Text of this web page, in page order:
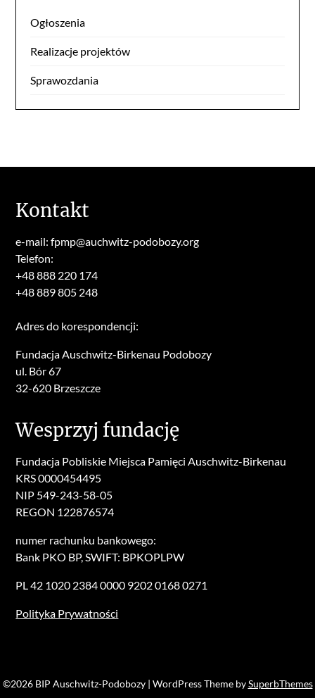
Ogłoszenia
Realizacje projektów
Sprawozdania
Kontakt
e-mail: fpmp@auchwitz-podobozy.org
Telefon:
+48 888 220 174
+48 889 805 248
Adres do korespondencji:
Fundacja Auschwitz-Birkenau Podobozy
ul. Bór 67
32-620 Brzeszcze
Wesprzyj fundację
Fundacja Pobliskie Miejsca Pamięci Auschwitz-Birkenau
KRS 0000454495
NIP 549-243-58-05
REGON 122876574
numer rachunku bankowego:
Bank PKO BP, SWIFT: BPKOPLPW
PL 42 1020 2384 0000 9202 0168 0271
Polityka Prywatności
©2026 BIP Auschwitz-Podobozy | WordPress Theme bySuperbThemes